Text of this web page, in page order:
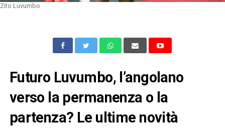
Zito Luvumbo
Futuro Luvumbo, l’angolano
verso la permanenza o la
partenza? Le ultime novità